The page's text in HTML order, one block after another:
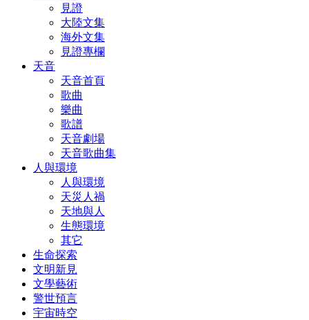
見證
大陸文集
海外文集
見證專欄
天音
天音首頁
歌曲
樂曲
歌譜
天音劇場
天音歌曲集
人與環境
人與環境
天災人禍
天地與人
生態環境
其它
生命探索
文明新見
文學藝術
警世預言
宇宙時空